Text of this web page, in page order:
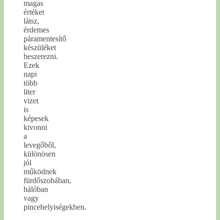
magas
értéket
látsz,
érdemes
páramentesítő
készüléket
beszerezni.
Ezek
napi
több
liter
vizet
is
képesek
kivonni
a
levegőből,
különösen
jól
működnek
fürdőszobában,
hálóban
vagy
pincehelyiségekben.